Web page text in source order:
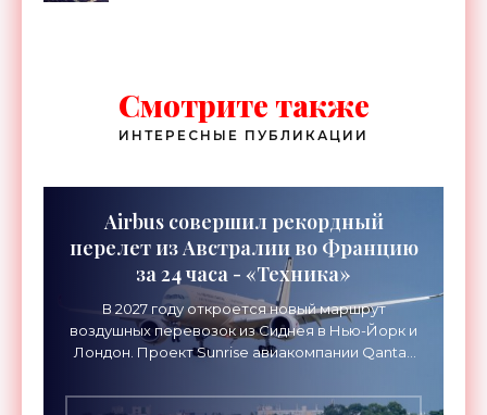
Смотрите также
ИНТЕРЕСНЫЕ ПУБЛИКАЦИИ
Airbus совершил рекордный
перелет из Австралии во Францию
за 24 часа - «Техника»
В 2027 году откроется новый маршрут
воздушных перевозок из Сиднея в Нью-Йорк и
Лондон. Проект Sunrise авиакомпании Qantas
длительностью до 24